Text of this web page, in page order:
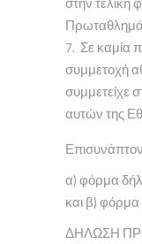
Σε καμία
συμμετοχή
συμμετείχε
αυτών της
α) φόρμα
και β)
ΔΗΛΩΣΗ